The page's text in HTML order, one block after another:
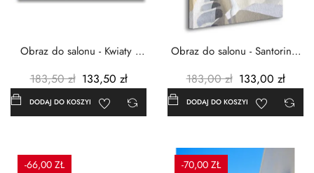
Obraz do salonu - Kwiaty -
183,50 zł 133,50 zł
DODAJ DO KOSZYKA
Obraz do salonu - Santorini -
183,00 zł 133,00 zł
DODAJ DO KOSZYKA
-66,00 ZŁ
-70,00 ZŁ